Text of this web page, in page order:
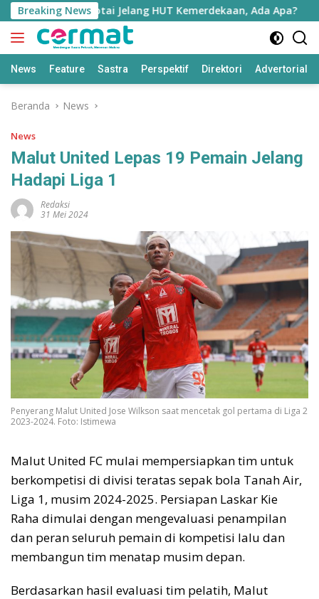
Langsung
ke
konten
Breaking News
Pulau Morotai Jelang HUT Kemerdekaan, Ada Apa?
News Feature Sastra Perspektif Direktori Advertorial
Beranda News
News
Malut United Lepas 19 Pemain Jelang
Hadapi Liga 1
Redaksi
31 Mei 2024
Penyerang Malut United Jose Wilkson saat mencetak gol pertama di Liga 2
2023-2024. Foto: Istimewa
Malut United FC mulai mempersiapkan tim untuk
berkompetisi di divisi teratas sepak bola Tanah Air,
Liga 1, musim 2024-2025. Persiapan Laskar Kie
Raha dimulai dengan mengevaluasi penampilan
dan peran seluruh pemain di kompetisi lalu dan
membangun tim menatap musim depan.
Berdasarkan hasil evaluasi tim pelatih, Malut